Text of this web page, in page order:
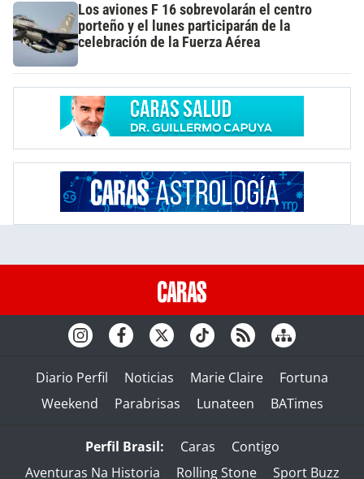
Los aviones F 16 sobrevolarán el centro
porteño y el lunes participarán de la
celebración de la Fuerza Aérea
Diario Perfil Noticias Marie Claire
Fortuna
Weekend
Parabrisas Lunateen BATimes
Perfil Brasil: Caras
Contigo
Aventuras Na Historia
Rolling Stone Sport Buzz